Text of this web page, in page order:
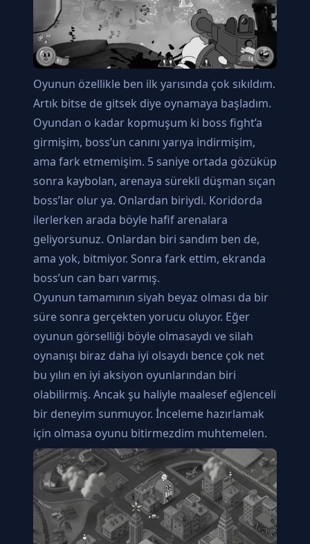
Oyunun özellikle ben ilk yarısında çok sıkıldım.
Artık bitse de gitsek diye oynamaya başladım.
Oyundan o kadar kopmuşum ki boss fight’a
girmişim, boss’un canını yarıya indirmişim,
ama fark etmemişim. 5 saniye ortada gözüküp
sonra kaybolan, arenaya sürekli düşman sıçan
boss’lar olur ya. Onlardan biriydi. Koridorda
ilerlerken arada böyle hafif arenalara
geliyorsunuz. Onlardan biri sandım ben de,
ama yok, bitmiyor. Sonra fark ettim, ekranda
boss’un can barı varmış.
Oyunun tamamının siyah beyaz olması da bir
süre sonra gerçekten yorucu oluyor. Eğer
oyunun görselliği böyle olmasaydı ve silah
oynanışı biraz daha iyi olsaydı bence çok net
bu yılın en iyi aksiyon oyunlarından biri
olabilirmiş. Ancak şu haliyle maalesef eğlenceli
bir deneyim sunmuyor. İnceleme hazırlamak
için olmasa oyunu bitirmezdim muhtemelen.